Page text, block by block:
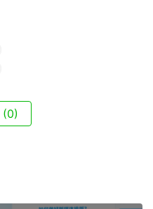
(0)